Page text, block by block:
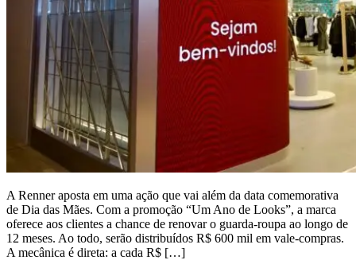
A Renner aposta em uma ação que vai além da data comemorativa
de Dia das Mães. Com a promoção “Um Ano de Looks”, a marca
oferece aos clientes a chance de renovar o guarda-roupa ao longo de
12 meses. Ao todo, serão distribuídos R$ 600 mil em vale-compras.
A mecânica é direta: a cada R$ […]